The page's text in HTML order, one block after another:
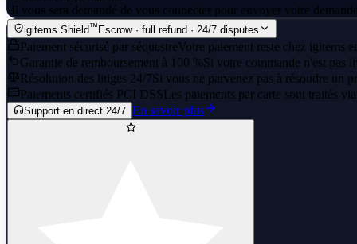
· Il vous sera demandé de vous connecter pour envoyer votre demande.
igitems Shield™ Escrow · full refund · 24/7 disputes
Paiement sécurisé par séquestreVotre paiement reste chez igitems
Garantie de remboursement à 100 %Si votre commande n'est pas
Résolution des litiges 24/7Si vous ne parvenez pas à résoudre un
Paiements certifiés PCI DSSLes paiements par carte sont traités
Support en direct 24/7 En savoir plus